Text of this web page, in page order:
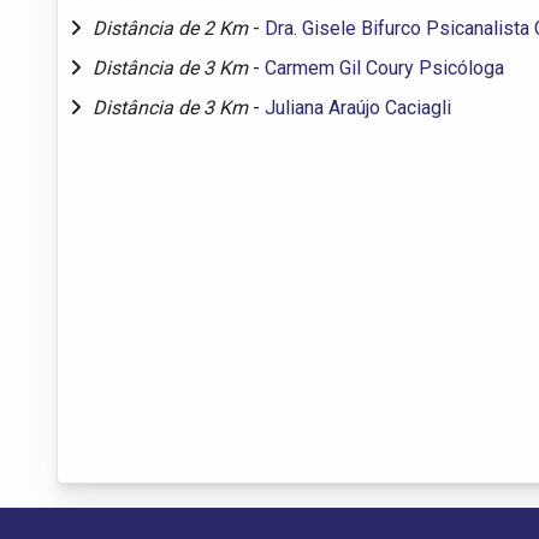
Distância de 2 Km - Dra. Gisele Bifurco Psicanalista
Distância de 3 Km - Carmem Gil Coury Psicóloga
Distância de 3 Km - Juliana Araújo Caciagli